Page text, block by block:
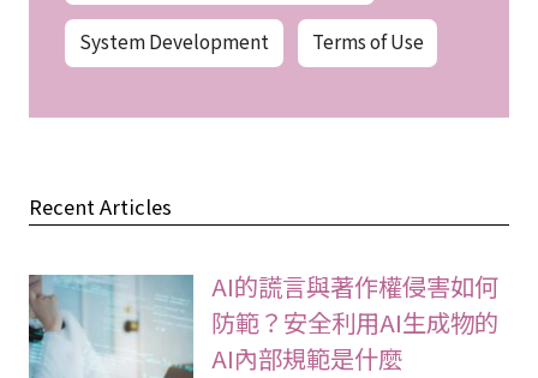
System Development Terms of Use
Recent Articles
AI的謊言與著作權侵害如何
防範？安全利用AI生成物的
AI內部規範是什麼